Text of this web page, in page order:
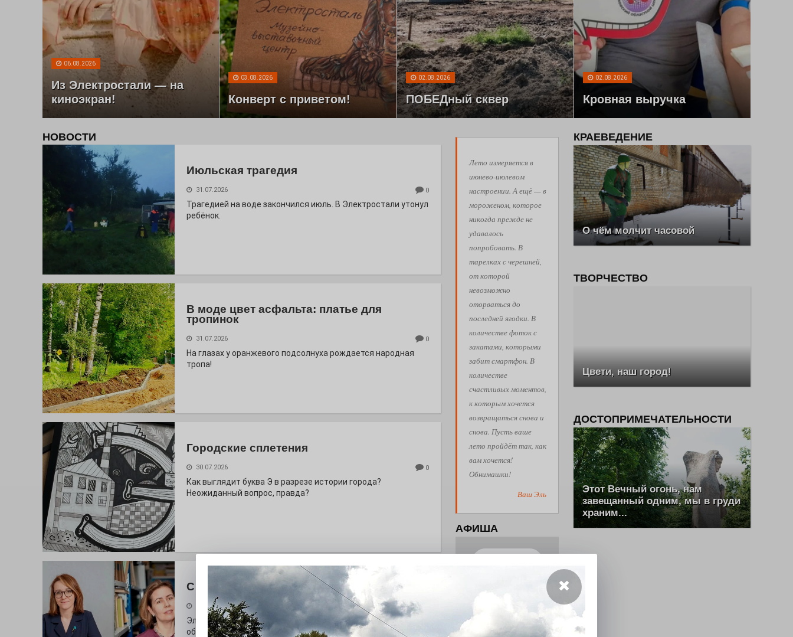
06.08.2026
Из Электростали — на
киноэкран!
03.08.2026
Конверт с приветом!
02.08.2026
ПОБЕДный сквер
02.08.2026
Кровная выручка
Лето измеряется в
июнево-июлевом
настроении. А ещё — в
мороженом, которое
никогда прежде не
удавалось
попробовать. В
тарелках с черешней,
от которой
невозможно
оторваться до
последней ягодки. В
количестве фоток с
закатами, которыми
забит смартфон. В
количестве
счастливых моментов,
к которым хочется
возвращаться снова и
снова. Пусть ваше
лето пройдёт так, как
вам хочется!
Обнимашки!
Ваш Эль
АФИША
НОВОСТИ
Июльская трагедия
31.07.2026 0
Трагедией на воде закончился июль. В Электростали утонул
ребёнок.
В моде цвет асфальта: платье для
тропинок
31.07.2026 0
На глазах у оранжевого подсолнуха рождается народная
тропа!
Городские сплетения
30.07.2026 0
Как выглядит буква Э в разрезе истории города?
Неожиданный вопрос, правда?
С любовью к истории, литературе и детям
29.07.2026
Электросталь давно зарекомендовала себя флагманом
образования. В очередной раз этот статус подтвердили
КРАЕВЕДЕНИЕ
О чём молчит часовой
ТВОРЧЕСТВО
Цвети, наш город!
ДОСТОПРИМЕЧАТЕЛЬНОСТИ
Этот Вечный огонь, нам
завещанный одним, мы в груди
храним...